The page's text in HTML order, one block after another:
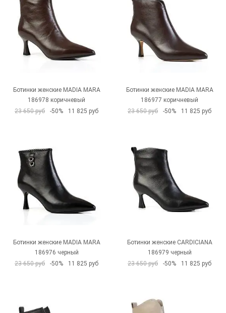
Ботинки женские MADIA MARA
186978 коричневый
23 650 руб
-50% 11 825 руб
Ботинки женские MADIA MARA
186977 коричневый
23 650 руб
-50% 11 825 руб
Ботинки женские MADIA MARA
186976 черный
23 650 руб
-50% 11 825 руб
Ботинки женские CARDICIANA
186979 черный
23 650 руб
-50% 11 825 руб